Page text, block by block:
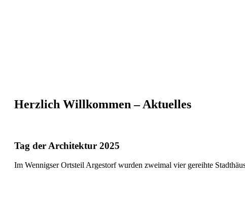
Herzlich Willkommen – Aktuelles
Tag der Architektur 2025
Im Wennigser Ortsteil Argestorf wurden zweimal vier gereihte